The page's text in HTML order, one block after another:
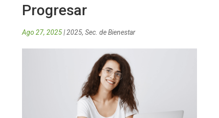
Progresar
Ago 27, 2025|2025, Sec. de Bienestar